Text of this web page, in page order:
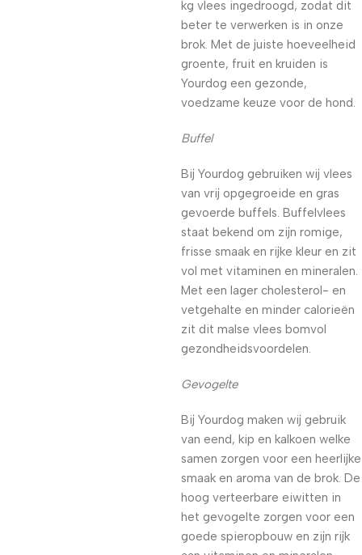
kg vlees ingedroogd, zodat dit
beter te verwerken is in onze
brok. Met de juiste hoeveelheid
groente, fruit en kruiden is
Yourdog een gezonde,
voedzame keuze voor de hond.
Buffel
Bij Yourdog gebruiken wij vlees
van vrij opgegroeide en gras
gevoerde buffels. Buffelvlees
staat bekend om zijn romige,
frisse smaak en rijke kleur en zit
vol met vitaminen en mineralen.
Met een lager cholesterol- en
vetgehalte en minder calorieën
zit dit malse vlees bomvol
gezondheidsvoordelen.
Gevogelte
Bij Yourdog maken wij gebruik
van eend, kip en kalkoen welke
samen zorgen voor een heerlijke
smaak en aroma van de brok. De
hoog verteerbare eiwitten in
het gevogelte zorgen voor een
goede spieropbouw en zijn rijk